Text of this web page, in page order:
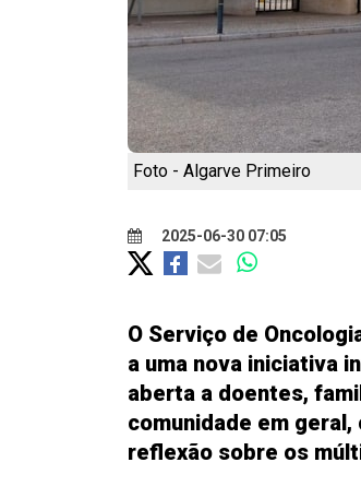
Foto - Algarve Primeiro
2025-06-30 07:05
O Serviço de
a uma nova iniciativa
aberta a doentes,
comunidade em
reflexão sobre os